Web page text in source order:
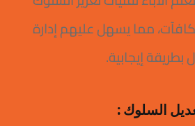
مما يسهل عليهم إدارة
إيجابية.
السلوك :